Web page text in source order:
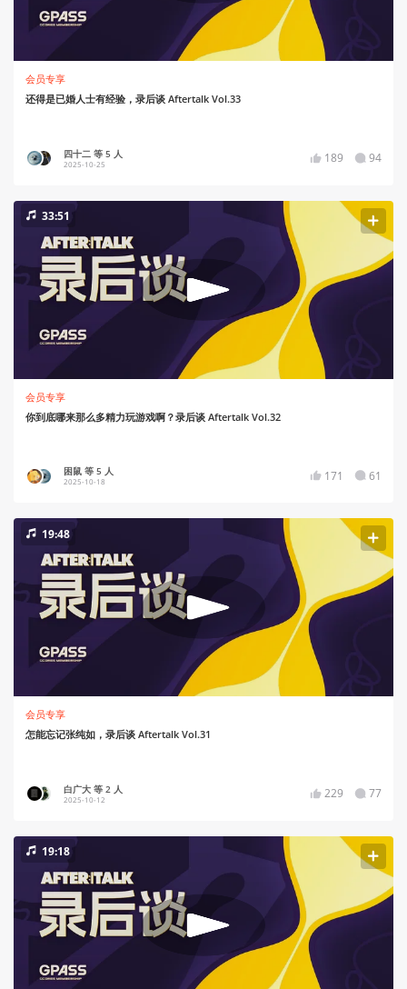
会员专享
还得是已婚人士有经验，录后谈 Aftertalk Vol.33
四十二 等 5 人
2025-10-25 189 94
33:51
会员专享
你到底哪来那么多精力玩游戏啊？录后谈 Aftertalk Vol.32
困鼠 等 5 人
2025-10-18 171 61
19:48
会员专享
怎能忘记张纯如，录后谈 Aftertalk Vol.31
白广大 等 2 人
2025-10-12 229 77
19:18